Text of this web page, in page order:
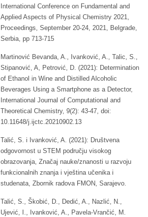
International Conference on Fundamental and
Applied Aspects of Physical Chemistry 2021,
Proceedings, September 20-24, 2021, Belgrade,
Serbia, pp 713-715
Martinović Bevanda, A., Ivanković, A., Talic, S.,
Stipanović, A, Petrović, D. (2021): Determination
of Ethanol in Wine and Distilled Alcoholic
Beverages Using a Smartphone as a Detector,
International Journal of Computational and
Theoretical Chemistry, 9(2): 43-47, doi:
10.11648/j.ijctc.20210902.13
Talić, S. i Ivanković, A. (2021): Društvena
odgovornost u STEM području visokog
obrazovanja, Značaj nauke/znanosti u razvoju
funkcionalnih znanja i vještina učenika i
studenata, Zbornik radova FMON, Sarajevo.
Talić, S., Škobić, D., Dedić, A., Nazlić, N.,
Ujević, I., Ivanković, A., Pavela-Vrančić, M.